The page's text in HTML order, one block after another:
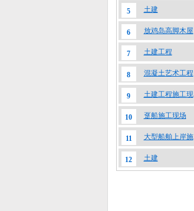
5 土建
6 放鸡岛高脚木屋
7 土建工程
8 混凝土艺术工程
9 土建工程施工现
10 趸船施工现场
11 大型船舶上岸施
12 土建